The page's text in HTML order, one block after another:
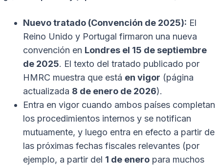
Nuevo tratado (Convención de 2025): El
Reino Unido y Portugal firmaron una nueva
convención en Londres el 15 de septiembre
de 2025. El texto del tratado publicado por
HMRC muestra que está en vigor (página
actualizada 8 de enero de 2026).
Entra en vigor cuando ambos países completan
los procedimientos internos y se notifican
mutuamente, y luego entra en efecto a partir de
las próximas fechas fiscales relevantes (por
ejemplo, a partir del 1 de enero para muchos